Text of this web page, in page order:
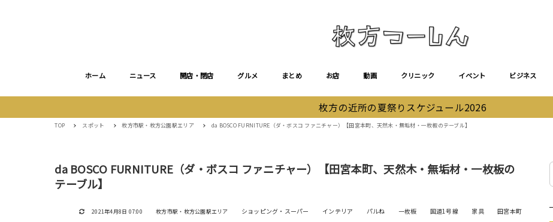
ホーム ニュース 開店・閉店 グルメ まとめ お店 動画 クリニック イベント ビジネス
枚方の近所の夏祭りスケジュール2026
TOP スポット 枚方市駅・枚方公園駅エリア da BOSCO FURNITURE（ダ・ボスコ ファニチャー）【田宮本町、天然木・無垢材・一枚板のテーブル】
da BOSCO FURNITURE（ダ・ボスコ ファニチャー）【田宮本町、天然木・無垢材・一枚板の
テーブル】
2021年4月8日 07:00 枚方市駅・枚方公園駅エリア ショッピング・スーパー インテリア パルね 一枚板 国道1号線 家具 田宮本町
検